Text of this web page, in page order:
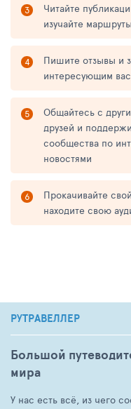
Читайте
изучайте маршруты
Пишите отзывы и
интересующим
Общайтесь с
друзей и
сообщества по
новостями
Прокачивайте
находите свою
РУТРАВЕЛЛЕР
Большой
мира
У нас есть всё, из чего